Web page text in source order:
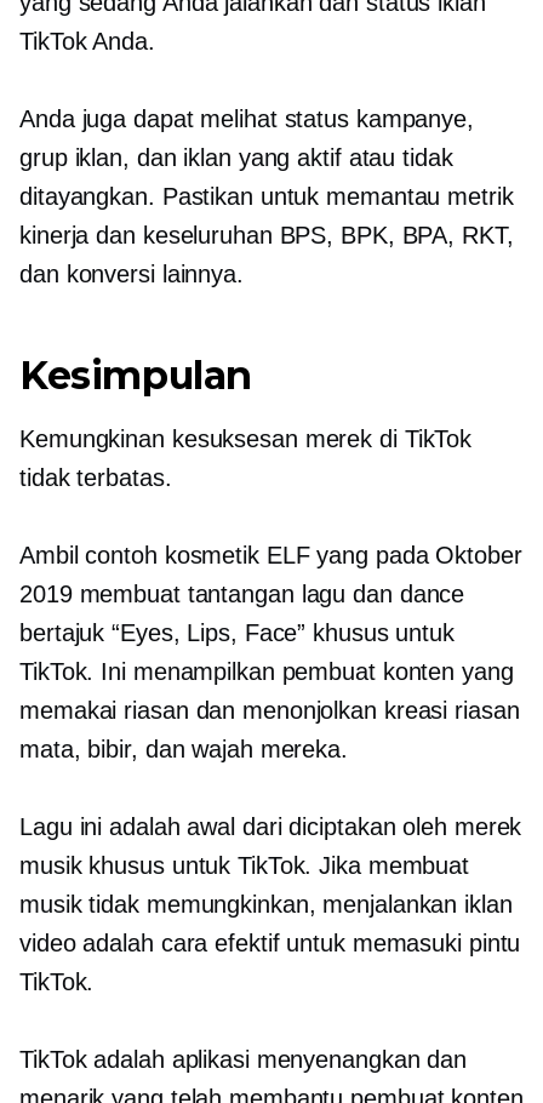
TikTok Anda.
Anda juga dapat melihat status kampanye,
grup iklan, dan iklan yang aktif atau tidak
ditayangkan. Pastikan untuk memantau metrik
kinerja dan keseluruhan BPS, BPK, BPA, RKT,
dan konversi lainnya.
Kesimpulan
Kemungkinan kesuksesan merek di TikTok
tidak terbatas.
Ambil contoh kosmetik ELF yang pada Oktober
2019 membuat tantangan lagu dan dance
bertajuk “Eyes, Lips, Face” khusus untuk
TikTok. Ini menampilkan pembuat konten yang
memakai riasan dan menonjolkan kreasi riasan
mata, bibir, dan wajah mereka.
Lagu ini adalah awal daridiciptakan oleh merek
musik khusus untuk TikTok. Jika membuat
musik tidak memungkinkan, menjalankan iklan
video adalah cara efektif untuk memasuki pintu
TikTok.
TikTok adalah aplikasi menyenangkan dan
menarik yang telah membantu pembuat konten